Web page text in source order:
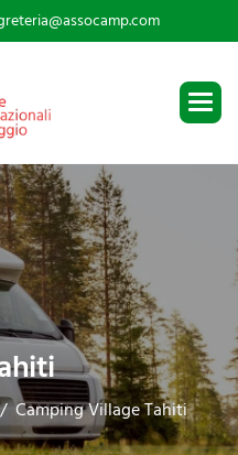
Camping Village Tahiti